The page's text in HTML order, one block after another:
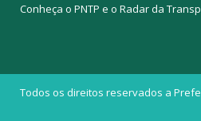
Conheça o PNTP e o Radar da
Todos os direitos reservados a